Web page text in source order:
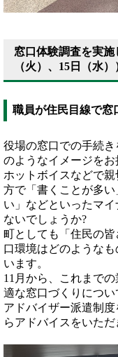
窓口体験調査を実施
（火）、15日（水）
職員が住民目線で窓
役場の窓口での手続
のようなイメージを
ホットボイスなどで
方で「書くことが多
い」などといったマ
ないでしょうか?
町としても「住民の
口環境はどのような
います。
11月から、これまで
適な窓口づくりにつ
アドバイザー派遣制
らアドバイスをいただ